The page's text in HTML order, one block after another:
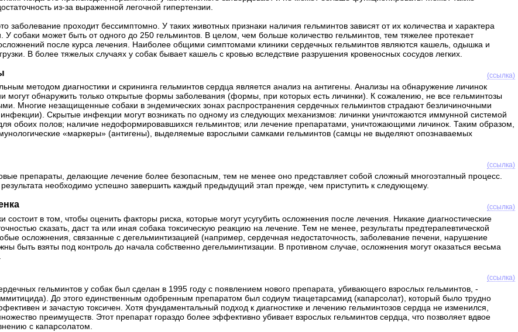
из-за выраженной легочной гипертензии.
заболевание проходит бессимптомно. У таких животных признаки наличия гельминтов зависят от их количества и характера
собаки может быть от одного до 250 гельминтов. В целом, чем больше количество гельминтов, тем тяжелее протекает
после курса лечения. Наиболее общими симптомами клиники сердечных гельминтов являются кашель, одышка и
В более тяжелых случаях у собак бывает кашель с кровью вследствие разрушения кровеносных сосудов легких.
(ссылка)
методом диагностики и скрининга гельминтов сердца является анализ на антигены. Анализы на обнаружение личинок
могут обнаружить только открытые формы заболевания (формы, при которых есть личинки). К сожалению, не все гельминтозы
Многие незащищенные собаки в эндемических зонах распространения сердечных гельминтов страдают безличиночными
Скрытые инфекции могут возникать по одному из следующих механизмов: личинки уничтожаются иммунной системой
обоих полов; наличие недоформировавшихся гельминтов; или лечение препаратами, уничтожающими личинок. Таким образом,
«маркеры» (антигены), выделяемые взрослыми самками гельминтов (самцы не выделяют опознаваемых
(ссылка)
препараты, делающие лечение более безопасным, тем не менее оно представляет собой сложный многоэтапный процесс.
необходимо успешно завершить каждый предыдущий этап прежде, чем приступить к следующему.
(ссылка)
состоит в том, чтобы оценить факторы риска, которые могут усугубить осложнения после лечения. Никакие диагностические
сказать, даст та или иная собака токсическую реакцию на лечение. Тем не менее, результаты предтерапевтической
осложнения, связанные с дегельминтизацией (например, сердечная недостаточность, заболевание печени, нарушение
быть взяты под контроль до начала собственно дегельминтизации. В противном случае, осложнения могут оказаться весьма
(ссылка)
гельминтов у собак был сделан в 1995 году с появлением нового препарата, убивающего взрослых гельминтов, -
До этого единственным одобренным препаратом был содиум тиацетарсамид (капарсолат), который было трудно
и зачастую токсичен. Хотя фундаментальный подход к диагностике и лечению гельминтозов сердца не изменился,
преимуществ. Этот препарат гораздо более эффективно убивает взрослых гельминтов сердца, что позволяет вдвое
с капарсолатом.